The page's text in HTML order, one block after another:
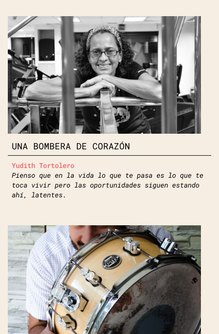
UNA BOMBERA DE CORAZÓN
Yudith Tortolero
Pienso que en la vida lo que te pasa es lo que te
toca vivir pero las oportunidades siguen estando
ahí, latentes.